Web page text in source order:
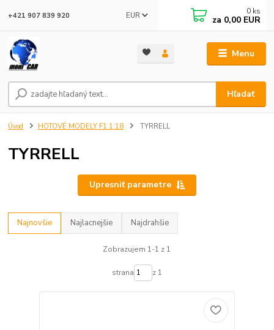
Menu
EUR
Hľadať
+421 907 839 920 0 ks
za 0,00 EUR
Úvod HOTOVÉ MODELY F1 1:18 TYRRELL
TYRRELL
Upresniť parametre
Najnovšie Najlacnejšie Najdrahšie
Zobrazujem 1-1 z 1
strana z 1